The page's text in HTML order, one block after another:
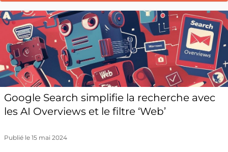
Google Search simplifie la recherche avec
les AI Overviews et le filtre ‘Web’
Publié le 15 mai 2024